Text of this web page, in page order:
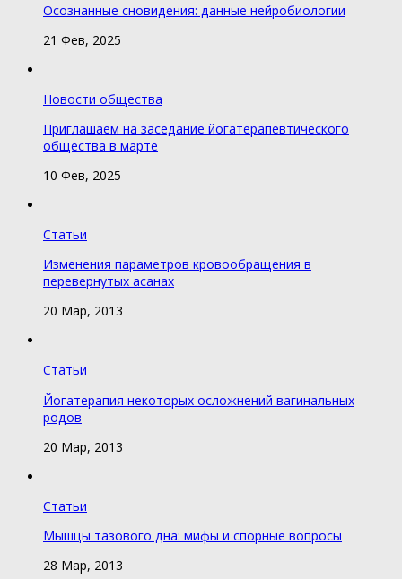
Осознанные сновидения: данные нейробиологии
21 Фев, 2025
Новости общества
Приглашаем на заседание йогатерапевтического
общества в марте
10 Фев, 2025
Статьи
Изменения параметров кровообращения в
перевернутых асанах
20 Мар, 2013
Статьи
Йогатерапия некоторых осложнений вагинальных
родов
20 Мар, 2013
Статьи
Мышцы тазового дна: мифы и спорные вопросы
28 Мар, 2013